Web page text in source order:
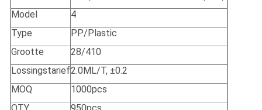
Model
4
Type
PP/Plastic
Grootte
28/410
Lossingstarief2.0ML/T, ±0.2
MOQ
1000pcs